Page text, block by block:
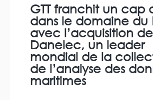
GTT franchit un cap
dans le domaine du
avec l’acquisition de
Danelec, un leader
mondial de la
de l’analyse des
maritimes